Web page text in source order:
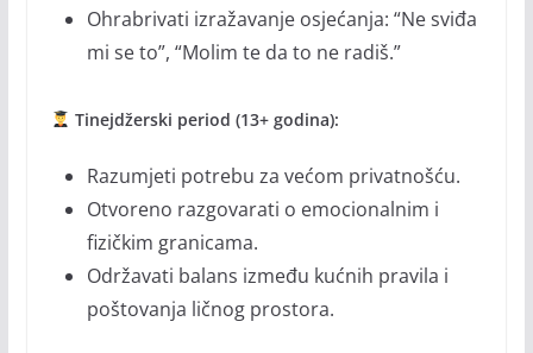
Ohrabrivati izražavanje osjećanja: “Ne sviđa
mi se to”, “Molim te da to ne radiš.”
Tinejdžerski period (13+ godina):
Razumjeti potrebu za većom privatnošću.
Otvoreno razgovarati o emocionalnim i
fizičkim granicama.
Održavati balans između kućnih pravila i
poštovanja ličnog prostora.